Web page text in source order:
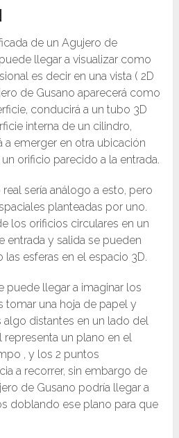
de un Agujero de
llegar a visualizar como
es decir en una vista ( 2D
de Gusano aparecerá como
conducirá a un tubo 3D
interna de un cilindro,
emerger en otra ubicación
orificio parecido a la entrada.
sería análogo a esto, pero
planteadas por uno.
los orificios circulares en un
entrada y salida se pueden
las esferas en el espacio 3D.
puede llegar a imaginar los
tomar una hoja de papel y
algo distantes en un lado del
representa un plano en el
, y los 2 puntos
a recorrer, sin embargo de
de Gusano podría llegar a
doblando ese plano para que